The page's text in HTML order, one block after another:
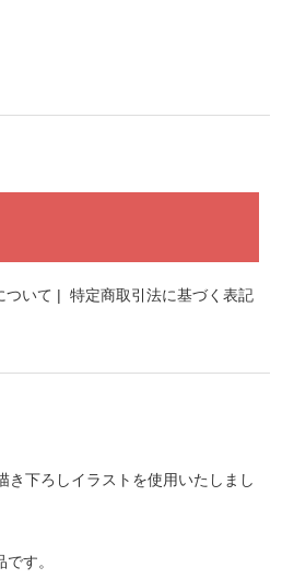
ついて | 特定商取引法に基づく表記
下ろしイラストを使用いたしまし
す。